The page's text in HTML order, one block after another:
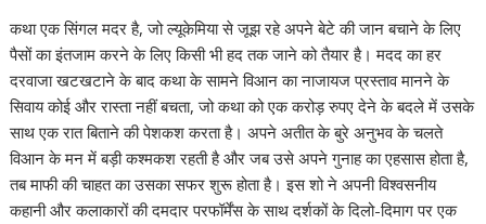
कथा एक सिंगल मदर है, जो ल्यूकेमिया से जूझ रहे अपने बेटे की जान बचाने के लिए
पैसों का इंतजाम करने के लिए किसी भी हद तक जाने को तैयार है। मदद का हर
दरवाजा खटखटाने के बाद कथा के सामने विआन का नाजायज प्रस्ताव मानने के
सिवाय कोई और रास्ता नहीं बचता, जो कथा को एक करोड़ रुपए देने के बदले में उसके
साथ एक रात बिताने की पेशकश करता है। अपने अतीत के बुरे अनुभव के चलते
विआन के मन में बड़ी कश्मकश रहती है और जब उसे अपने गुनाह का एहसास होता है,
तब माफी की चाहत का उसका सफर शुरू होता है। इस शो ने अपनी विश्वसनीय
कहानी और कलाकारों की दमदार परफॉर्मेंस के साथ दर्शकों के दिलो-दिमाग पर एक